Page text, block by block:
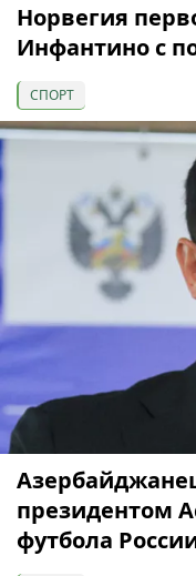
Норвегия
Инфантино с
СПОРТ
президентом
футбола